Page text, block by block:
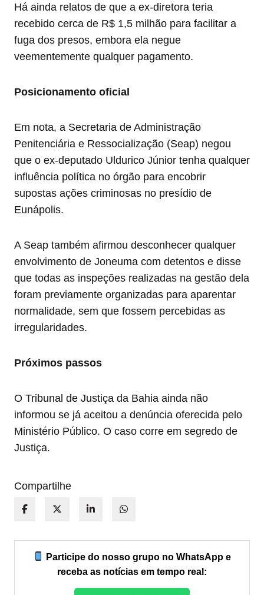
Há ainda relatos de que a ex-diretora teria
recebido cerca de R$ 1,5 milhão para facilitar a
fuga dos presos, embora ela negue
veementemente qualquer pagamento.
Posicionamento oficial
Em nota, a Secretaria de Administração
Penitenciária e Ressocialização (Seap) negou
que o ex-deputado Uldurico Júnior tenha qualquer
influência política no órgão para encobrir
supostas ações criminosas no presídio de
Eunápolis.
A Seap também afirmou desconhecer qualquer
envolvimento de Joneuma com detentos e disse
que todas as inspeções realizadas na gestão dela
foram previamente organizadas para aparentar
normalidade, sem que fossem percebidas as
irregularidades.
Próximos passos
O Tribunal de Justiça da Bahia ainda não
informou se já aceitou a denúncia oferecida pelo
Ministério Público. O caso corre em segredo de
Justiça.
Compartilhe
Participe do nosso grupo no WhatsApp e
receba as notícias em tempo real: